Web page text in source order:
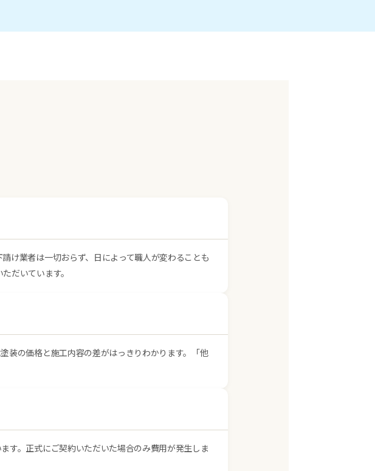
け業者は一切おらず、日によって職人が変わることも
だいています。
装の価格と施工内容の差がはっきりわかります。「他
す。正式にご契約いただいた場合のみ費用が発生しま